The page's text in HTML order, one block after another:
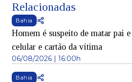
Relacionadas
Bahia
Homem é suspeito de matar pai
celular e cartão da vítima
06/08/2026 | 16:00h
Bahia